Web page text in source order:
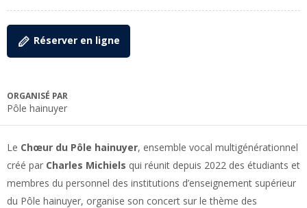
Réserver en ligne
ORGANISÉ PAR
Pôle hainuyer
Le Chœur du Pôle hainuyer, ensemble vocal multigénérationnel
créé par Charles Michiels qui réunit depuis 2022 des étudiants et
membres du personnel des institutions d’enseignement supérieur
du Pôle hainuyer, organise son concert sur le thème des